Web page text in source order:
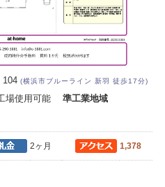
104(横浜市ブルーライン 新羽 徒歩17分)
工場使用可能準工業地域
2ヶ月 1,378